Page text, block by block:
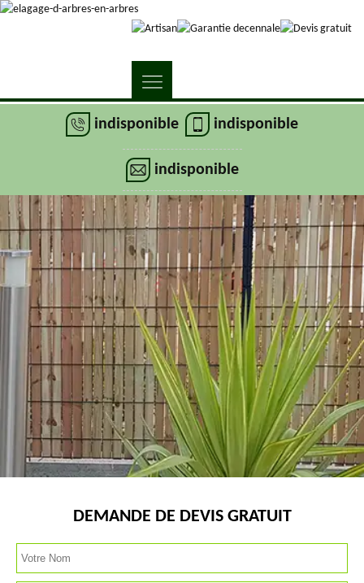
indisponible indisponible
indisponible
DEMANDE DE DEVIS GRATUIT